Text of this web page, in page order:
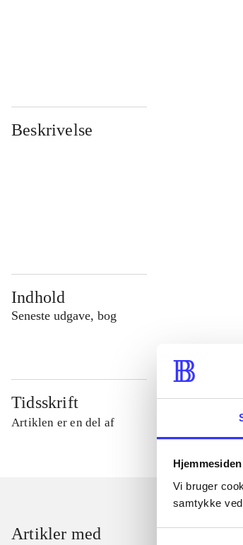
Vi bruger
samtykke
Beskrivelse
Indhold
Seneste udgave, bog
Tidsskrift
Artiklen er en del af
Artikler med